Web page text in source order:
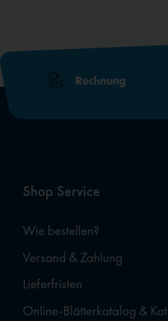
Rechnung
Shop Service
Wie bestellen?
Versand & Zahlung
Lieferfristen
Online-Blätterkatalog &